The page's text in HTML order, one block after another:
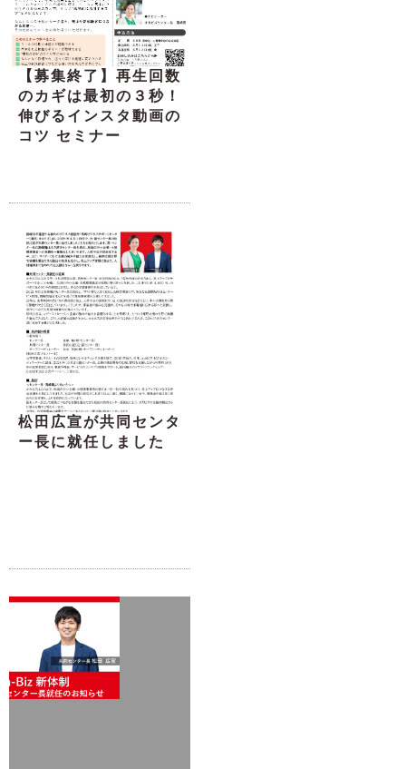
【募集終了】再生回数
のカギは最初の３秒！
伸びるインスタ動画の
コツ セミナー
松田広宣が共同センタ
ー長に就任しました